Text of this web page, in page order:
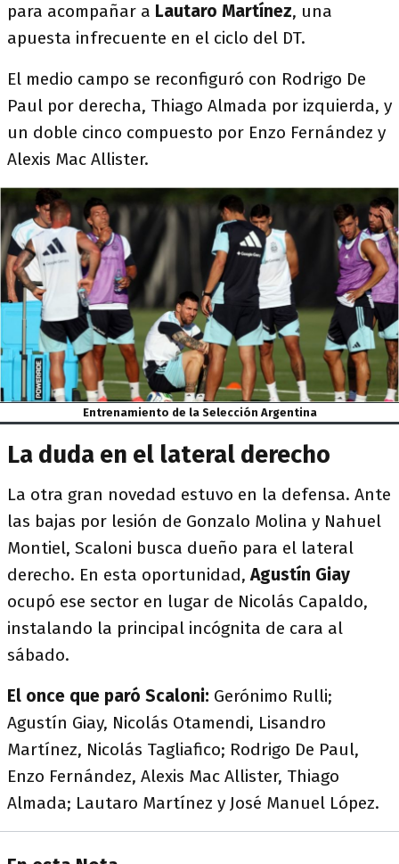
para acompañar a Lautaro Martínez, una
apuesta infrecuente en el ciclo del DT.
El medio campo se reconfiguró con Rodrigo De
Paul por derecha, Thiago Almada por izquierda, y
un doble cinco compuesto por Enzo Fernández y
Alexis Mac Allister.
Entrenamiento de la Selección Argentina
La duda en el lateral derecho
La otra gran novedad estuvo en la defensa. Ante
las bajas por lesión de Gonzalo Molina y Nahuel
Montiel, Scaloni busca dueño para el lateral
derecho. En esta oportunidad, Agustín Giay
ocupó ese sector en lugar de Nicolás Capaldo,
instalando la principal incógnita de cara al
sábado.
El once que paró Scaloni: Gerónimo Rulli;
Agustín Giay, Nicolás Otamendi, Lisandro
Martínez, Nicolás Tagliafico; Rodrigo De Paul,
Enzo Fernández, Alexis Mac Allister, Thiago
Almada; Lautaro Martínez y José Manuel López.